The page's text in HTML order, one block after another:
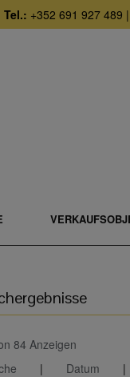
Tel.: +352 691 927 489 |
84 Anzeigen
| Datum |